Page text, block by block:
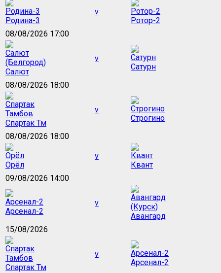
Родина-3
v
Ротор-2
08/08/2026 17:00
Салют
v
Сатурн
08/08/2026 18:00
Спартак Тм
v
Строгино
08/08/2026 18:00
Орёл
v
Квант
09/08/2026 14:00
Арсенал-2
v
Авангард
15/08/2026
Спартак Тм
v
Арсенал-2